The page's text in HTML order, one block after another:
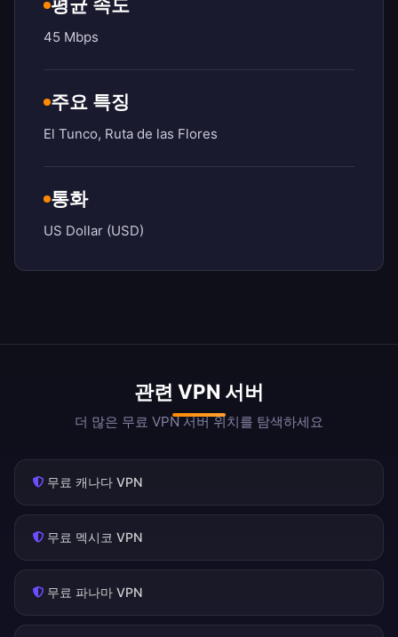
평균 속도
45 Mbps
주요 특징
El Tunco, Ruta de las Flores
통화
US Dollar (USD)
관련 VPN 서버
더 많은 무료 VPN 서버 위치를 탐색하세요
무료 캐나다 VPN
무료 멕시코 VPN
무료 파나마 VPN